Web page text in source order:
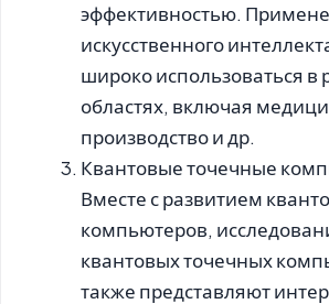
эффективностью.
искусственного
широко использоваться в
областях, включая
производство и др.
Квантовые точечные
Вместе с развитием
компьютеров,
квантовых точечных
также представляют